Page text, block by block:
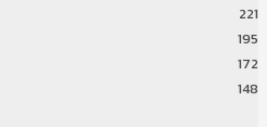
221
195
172
148